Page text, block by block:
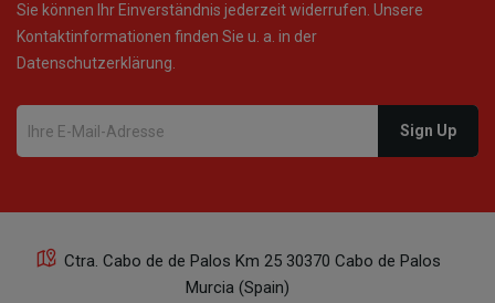
Sie können Ihr Einverständnis jederzeit widerrufen. Unsere
Kontaktinformationen finden Sie u. a. in der
Datenschutzerklärung.
Ctra. Cabo de de Palos Km 25 30370 Cabo de Palos
Murcia (Spain)